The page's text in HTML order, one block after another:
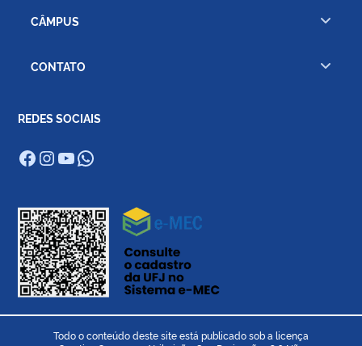
CÂMPUS
CONTATO
REDES SOCIAIS
Facebook
Instagram
Youtube
WhatsApp
Todo o conteúdo deste site está publicado sob a licença